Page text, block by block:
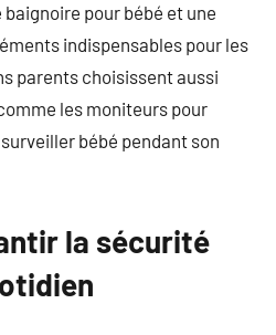
pour bébé et une
indispensables pour les
parents choisissent aussi
les moniteurs pour
bébé pendant son
la sécurité